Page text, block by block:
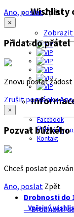
Wishlisty
Zobrazit
Facebook
O nás
Podmínky
Kontakt
Ano, poslatZpět
×
Přidat do přátel
Znovu poslat
Zrušit pozvánku
×
Pozvat blízkého
Chceš poslat
Ano, poslat Zpět
Drobnosti do
Veřejný
Drobnosti